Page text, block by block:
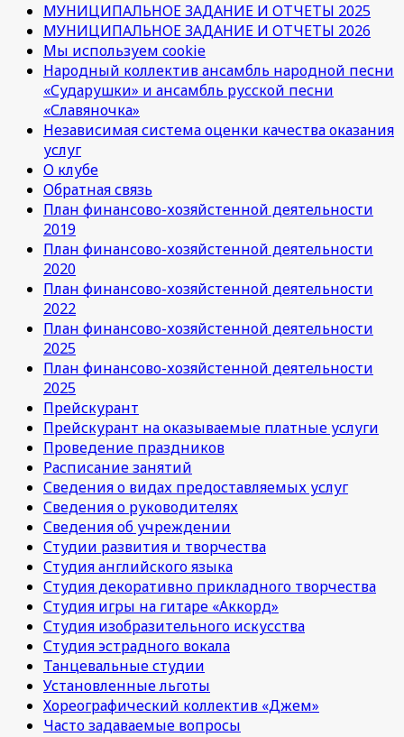
МУНИЦИПАЛЬНОЕ ЗАДАНИЕ И ОТЧЕТЫ 2025
МУНИЦИПАЛЬНОЕ ЗАДАНИЕ И ОТЧЕТЫ 2026
Мы используем cookie
Народный коллектив ансамбль народной песни
«Сударушки» и ансамбль русской песни
«Славяночка»
Независимая система оценки качества оказания
услуг
О клубе
Обратная связь
План финансово-хозяйстенной деятельности
2019
План финансово-хозяйстенной деятельности
2020
План финансово-хозяйстенной деятельности
2022
План финансово-хозяйстенной деятельности
2025
План финансово-хозяйстенной деятельности
2025
Прейскурант
Прейскурант на оказываемые платные услуги
Проведение праздников
Расписание занятий
Сведения о видах предоставляемых услуг
Сведения о руководителях
Сведения об учреждении
Студии развития и творчества
Студия английского языка
Студия декоративно прикладного творчества
Студия игры на гитаре «Аккорд»
Студия изобразительного искусства
Студия эстрадного вокала
Танцевальные студии
Установленные льготы
Хореографический коллектив «Джем»
Часто задаваемые вопросы